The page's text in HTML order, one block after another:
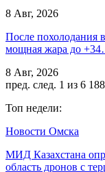
8 Авг, 2026
После похолодания
мощная жара до
8 Авг, 2026
пред. след. 1 из 6 188
Топ недели:
Новости Омска
МИД Казахстана
область дронов с